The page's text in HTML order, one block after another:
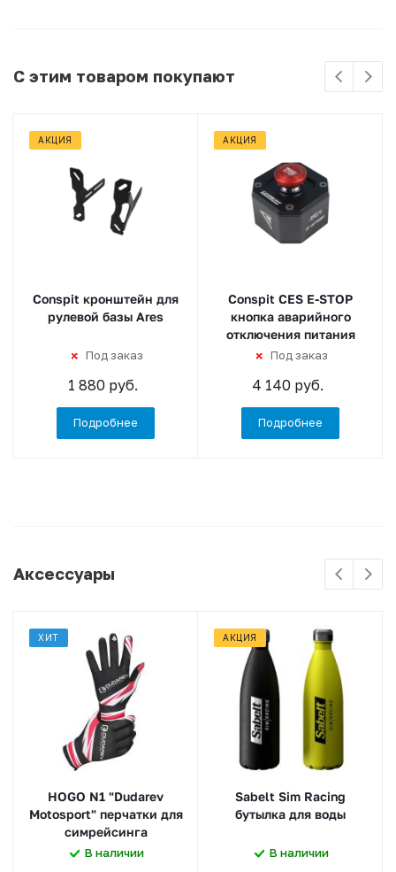
С этим товаром покупают
АКЦИЯ
Conspit кронштейн для
рулевой базы Ares
Под заказ
1 880 руб.
Подробнее
АКЦИЯ
Conspit CES E-STOP
кнопка аварийного
отключения питания
Под заказ
4 140 руб.
Подробнее
Аксессуары
ХИТ
HOGO N1 "Dudarev
Motosport" перчатки для
симрейсинга
В наличии
АКЦИЯ
Sabelt Sim Racing
бутылка для воды
В наличии